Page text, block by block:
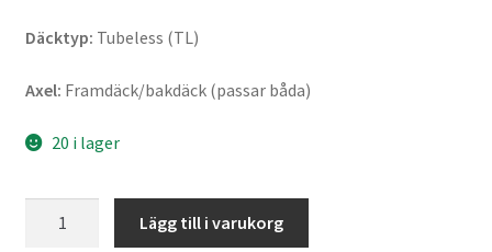
Däcktyp: Tubeless (TL)
Axel: Framdäck/bakdäck (passar båda)
20 i lager
Lägg till i varukorg